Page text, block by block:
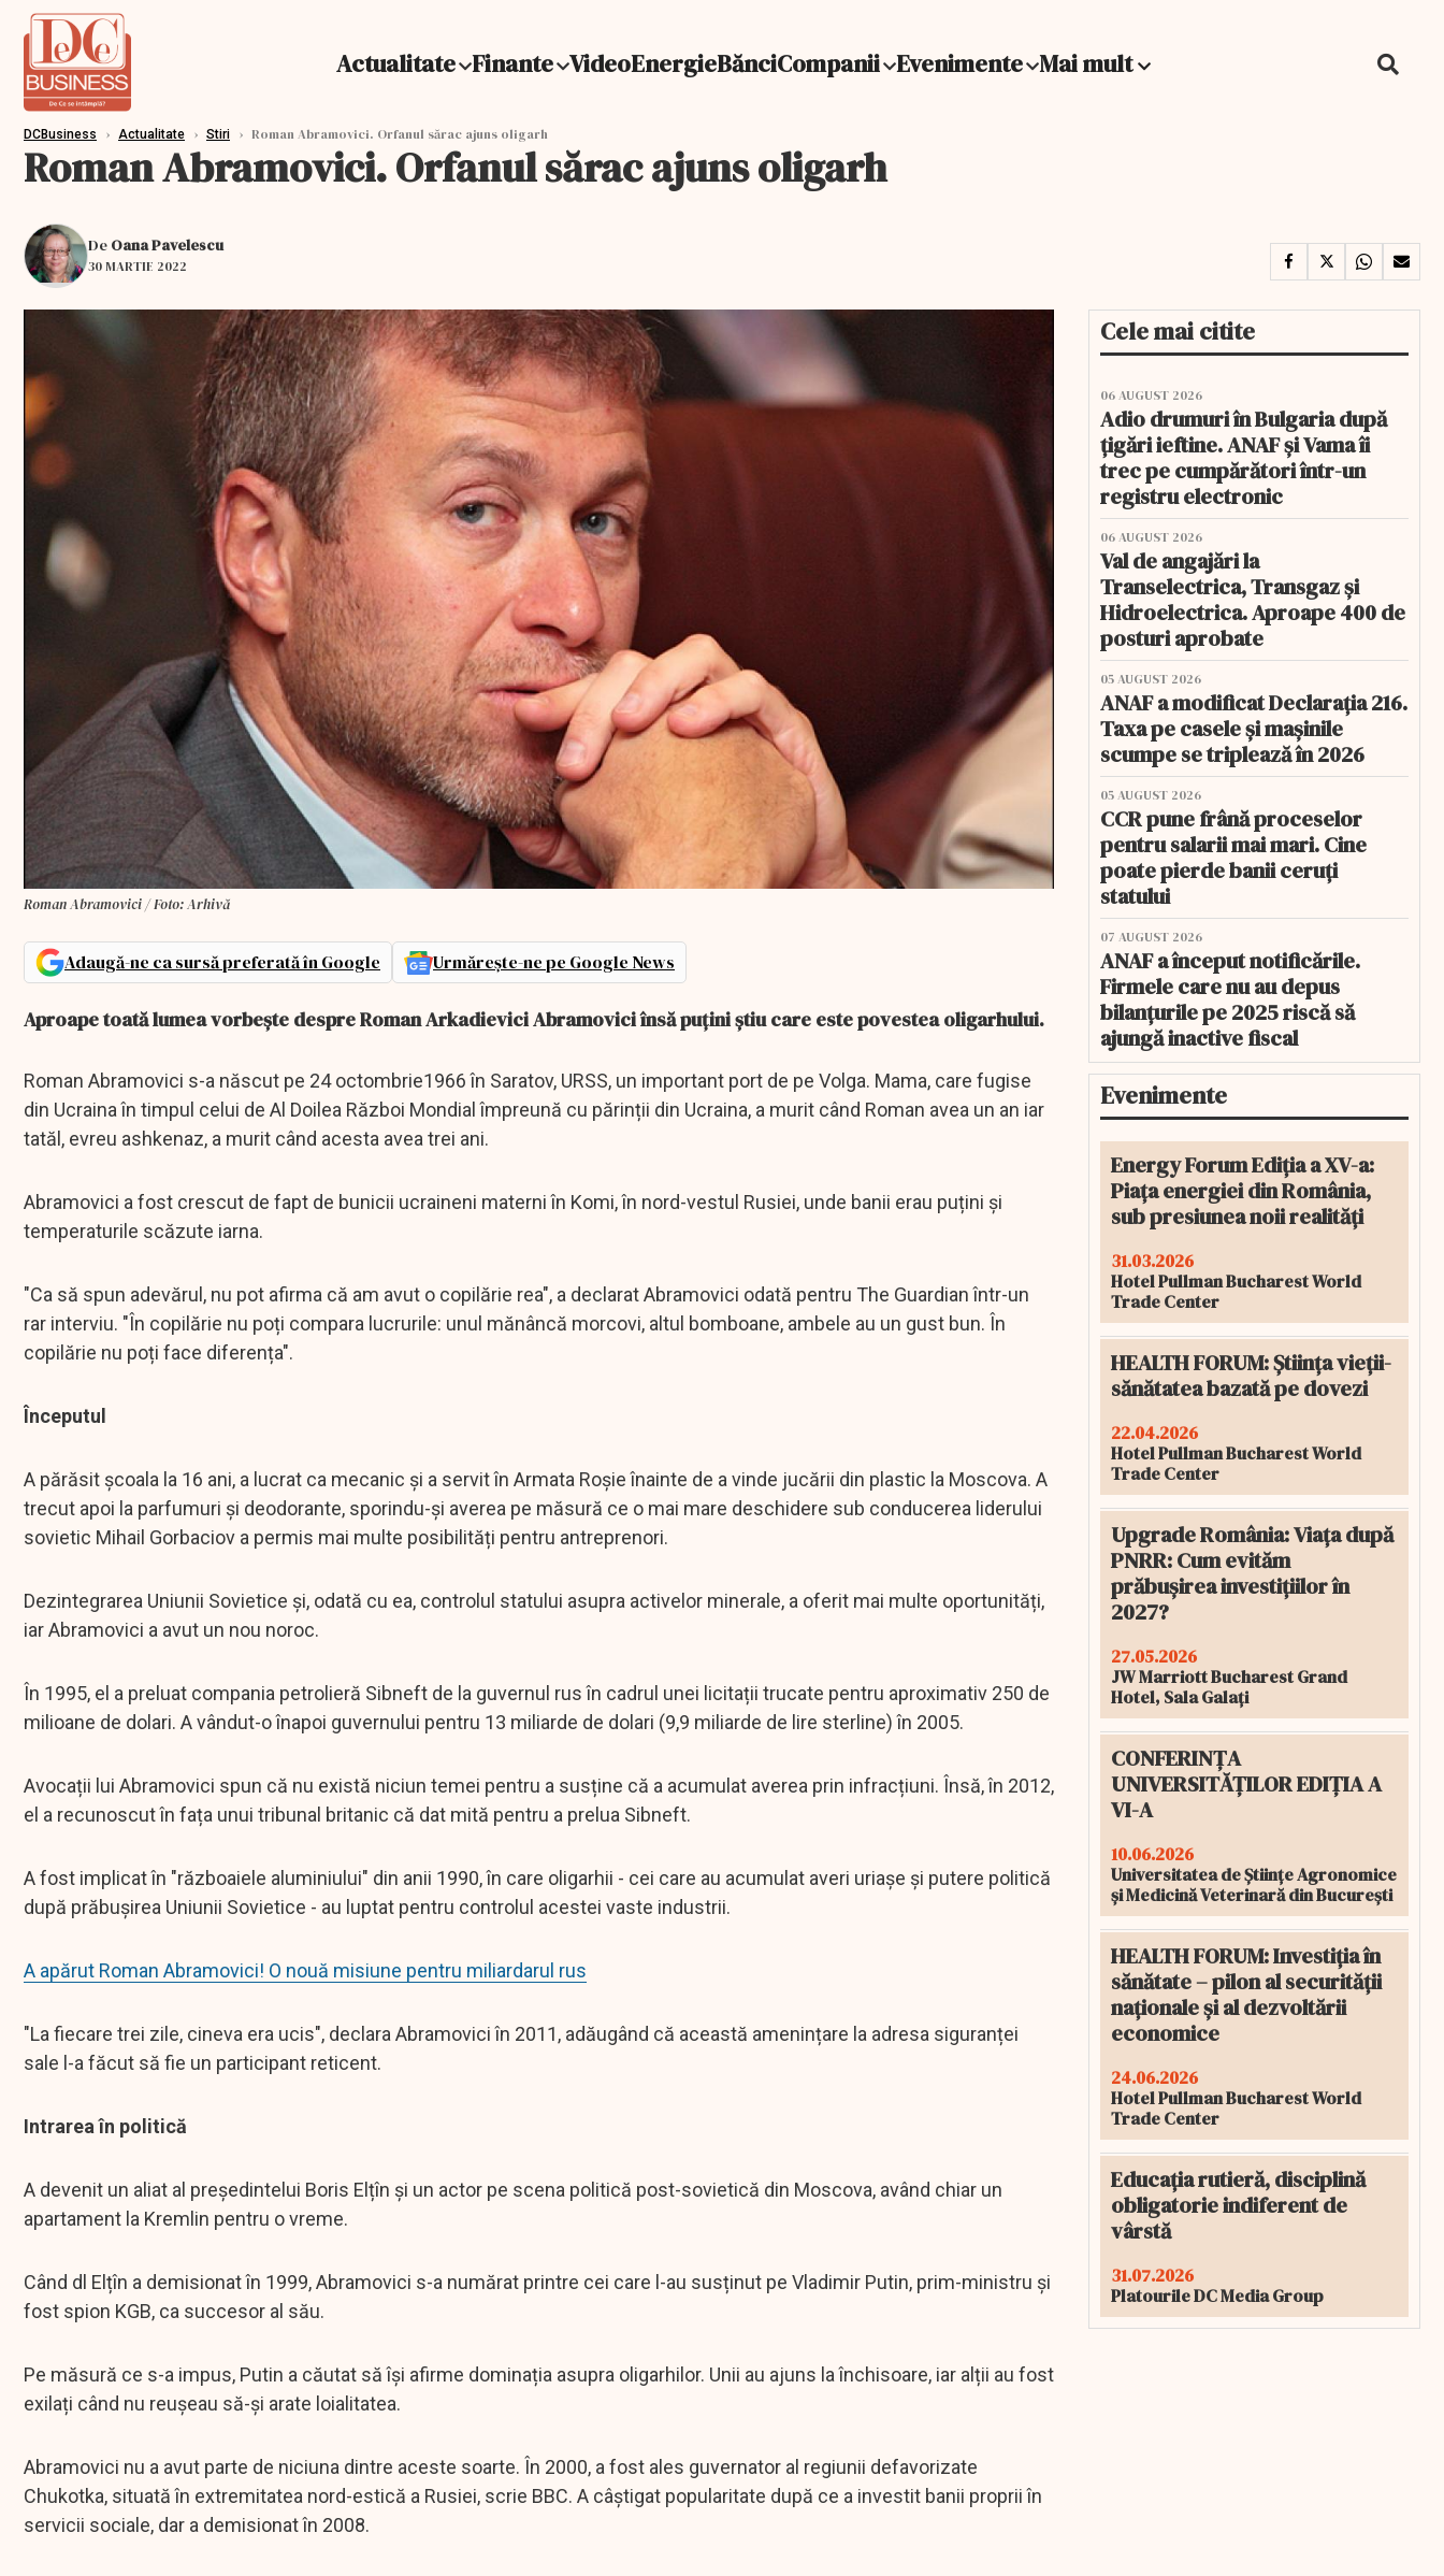
Actualitate Finante VideoEnergieBănciCompanii Evenimente Mai mult
DCBusiness › Actualitate › Stiri › Roman Abramovici. Orfanul sărac ajuns oligarh
Roman Abramovici. Orfanul sărac ajuns oligarh
De Oana Pavelescu
30 MARTIE 2022
Roman Abramovici / Foto: Arhivă
Adaugă-ne ca sursă preferată în Google Urmărește-ne pe Google News
Aproape toată lumea vorbește despre Roman Arkadievici Abramovici însă puțini știu care este povestea oligarhului.
Roman Abramovici s-a născut pe 24 octombrie1966 în Saratov, URSS, un important port de pe Volga. Mama, care fugise
din Ucraina în timpul celui de Al Doilea Război Mondial împreună cu părinții din Ucraina, a murit când Roman avea un an iar
tatăl, evreu ashkenaz, a murit când acesta avea trei ani.
Abramovici a fost crescut de fapt de bunicii ucraineni materni în Komi, în nord-vestul Rusiei, unde banii erau puțini și
temperaturile scăzute iarna.
"Ca să spun adevărul, nu pot afirma că am avut o copilărie rea", a declarat Abramovici odată pentru The Guardian într-un
rar interviu. "În copilărie nu poți compara lucrurile: unul mănâncă morcovi, altul bomboane, ambele au un gust bun. În
copilărie nu poți face diferența".
Începutul
A părăsit școala la 16 ani, a lucrat ca mecanic și a servit în Armata Roșie înainte de a vinde jucării din plastic la Moscova. A
trecut apoi la parfumuri și deodorante, sporindu-și averea pe măsură ce o mai mare deschidere sub conducerea liderului
sovietic Mihail Gorbaciov a permis mai multe posibilități pentru antreprenori.
Dezintegrarea Uniunii Sovietice și, odată cu ea, controlul statului asupra activelor minerale, a oferit mai multe oportunități,
iar Abramovici a avut un nou noroc.
În 1995, el a preluat compania petrolieră Sibneft de la guvernul rus în cadrul unei licitații trucate pentru aproximativ 250 de
milioane de dolari. A vândut-o înapoi guvernului pentru 13 miliarde de dolari (9,9 miliarde de lire sterline) în 2005.
Avocații lui Abramovici spun că nu există niciun temei pentru a susține că a acumulat averea prin infracțiuni. Însă, în 2012,
el a recunoscut în fața unui tribunal britanic că dat mită pentru a prelua Sibneft.
A fost implicat în "războaiele aluminiului" din anii 1990, în care oligarhii - cei care au acumulat averi uriașe și putere politică
după prăbușirea Uniunii Sovietice - au luptat pentru controlul acestei vaste industrii.
A apărut Roman Abramovici! O nouă misiune pentru miliardarul rus
"La fiecare trei zile, cineva era ucis", declara Abramovici în 2011, adăugând că această amenințare la adresa siguranței
sale l-a făcut să fie un participant reticent.
Intrarea în politică
A devenit un aliat al președintelui Boris Elțîn și un actor pe scena politică post-sovietică din Moscova, având chiar un
apartament la Kremlin pentru o vreme.
Când dl Elțîn a demisionat în 1999, Abramovici s-a numărat printre cei care l-au susținut pe Vladimir Putin, prim-ministru și
fost spion KGB, ca succesor al său.
Pe măsură ce s-a impus, Putin a căutat să își afirme dominația asupra oligarhilor. Unii au ajuns la închisoare, iar alții au fost
exilați când nu reușeau să-și arate loialitatea.
Abramovici nu a avut parte de niciuna dintre aceste soarte. În 2000, a fost ales guvernator al regiunii defavorizate
Chukotka, situată în extremitatea nord-estică a Rusiei, scrie BBC. A câștigat popularitate după ce a investit banii proprii în
servicii sociale, dar a demisionat în 2008.
Cele mai citite
06 AUGUST 2026
Adio drumuri în Bulgaria după
țigări ieftine. ANAF și Vama îi
trec pe cumpărători într-un
registru electronic
06 AUGUST 2026
Val de angajări la
Transelectrica, Transgaz și
Hidroelectrica. Aproape 400 de
posturi aprobate
05 AUGUST 2026
ANAF a modificat Declarația 216.
Taxa pe casele și mașinile
scumpe se triplează în 2026
05 AUGUST 2026
CCR pune frână proceselor
pentru salarii mai mari. Cine
poate pierde banii ceruți
statului
07 AUGUST 2026
ANAF a început notificările.
Firmele care nu au depus
bilanțurile pe 2025 riscă să
ajungă inactive fiscal
Evenimente
Energy Forum Ediția a XV-a:
Piața energiei din România,
sub presiunea noii realități
31.03.2026
Hotel Pullman Bucharest World
Trade Center
HEALTH FORUM: Știința vieții-
sănătatea bazată pe dovezi
22.04.2026
Hotel Pullman Bucharest World
Trade Center
Upgrade România: Viața după
PNRR: Cum evităm
prăbușirea investițiilor în
2027?
27.05.2026
JW Marriott Bucharest Grand
Hotel, Sala Galați
CONFERINȚA
UNIVERSITĂȚILOR EDIȚIA A
VI-A
10.06.2026
Universitatea de Științe Agronomice
și Medicină Veterinară din București
HEALTH FORUM: Investiția în
sănătate – pilon al securității
naționale și al dezvoltării
economice
24.06.2026
Hotel Pullman Bucharest World
Trade Center
Educația rutieră, disciplină
obligatorie indiferent de
vârstă
31.07.2026
Platourile DC Media Group